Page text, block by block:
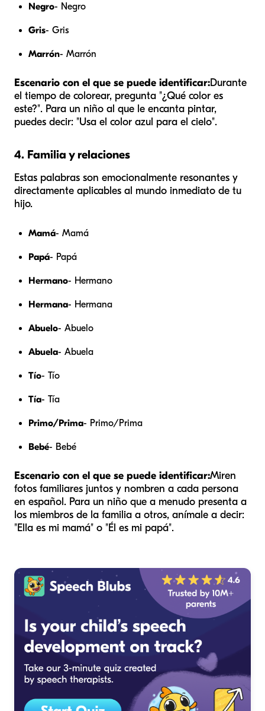
Negro- Negro
Gris- Gris
Marrón- Marrón
Escenario con el que se puede identificar:Durante
el tiempo de colorear, pregunta "¿Qué color es
este?". Para un niño al que le encanta pintar,
puedes decir: "Usa el color azul para el cielo".
4. Familia y relaciones
Estas palabras son emocionalmente resonantes y
directamente aplicables al mundo inmediato de tu
hijo.
Mamá- Mamá
Papá- Papá
Hermano- Hermano
Hermana- Hermana
Abuelo- Abuelo
Abuela- Abuela
Tío- Tío
Tía- Tía
Primo/Prima- Primo/Prima
Bebé- Bebé
Escenario con el que se puede identificar:Miren
fotos familiares juntos y nombren a cada persona
en español. Para un niño que a menudo presenta a
los miembros de la familia a otros, anímale a decir:
"Ella es mi mamá" o "Él es mi papá".